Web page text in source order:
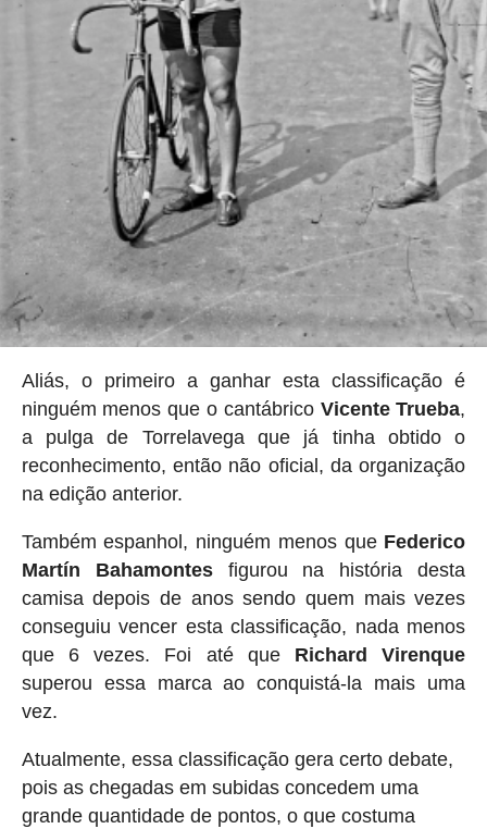
Aliás, o primeiro a ganhar esta classificação é
ninguém menos que o cantábrico Vicente Trueba,
a pulga de Torrelavega que já tinha obtido o
reconhecimento, então não oficial, da organização
na edição anterior.
Também espanhol, ninguém menos que Federico
Martín Bahamontesfigurou na história desta
camisa depois de anos sendo quem mais vezes
conseguiu vencer esta classificação, nada menos
que 6 vezes. Foi até que Richard Virenque
superou essa marca ao conquistá-la mais uma
vez.
Atualmente, essa classificação gera certo debate,
pois as chegadas em subidas concedem uma
grande quantidade de pontos, o que costuma